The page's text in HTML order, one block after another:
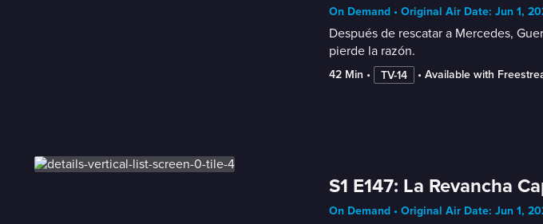
On Demand • Original Air Date: Jun 1,
Después de rescatar a Mercedes,
pierde la razón.
42 Min • TV-14 • Available with
S1 E147: La Revancha
On Demand • Original Air Date: Jun 1,